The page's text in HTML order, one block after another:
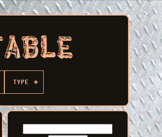
TYPE